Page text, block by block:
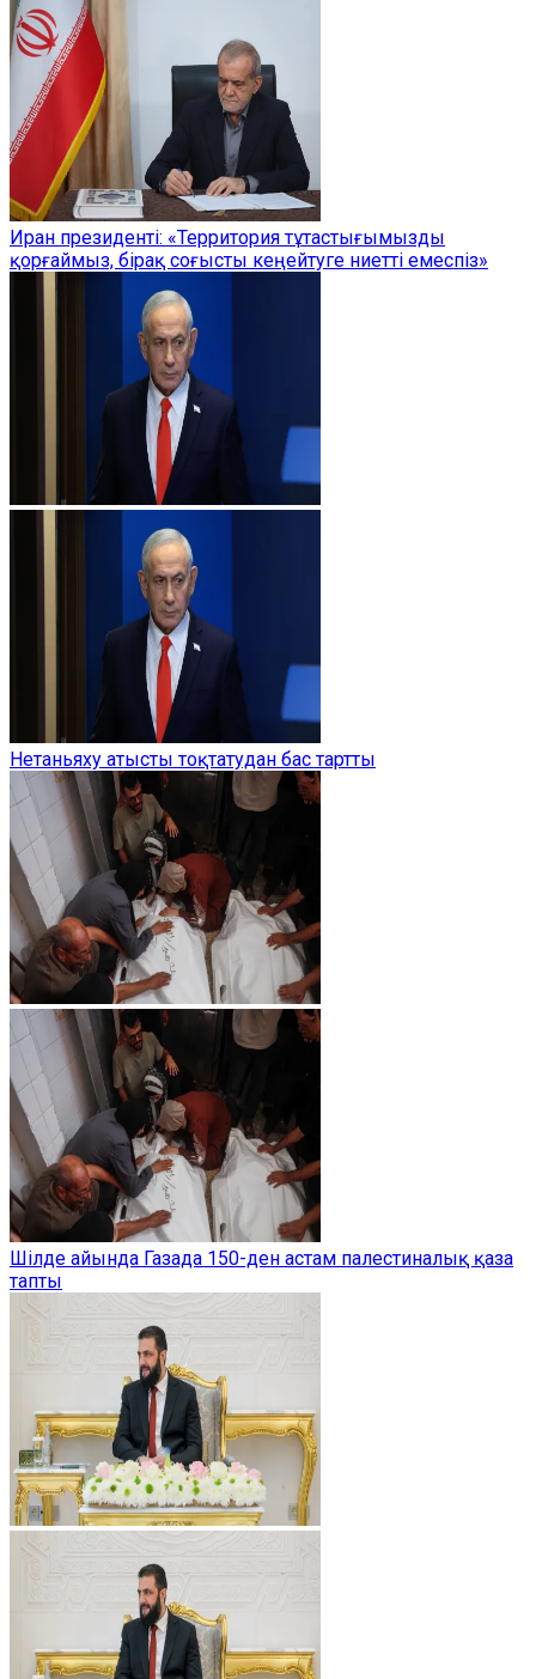
Иран президенті: «Территория тұтастығымызды
қорғаймыз, бірақ соғысты кеңейтуге ниетті емеспіз»
Нетаньяху атысты тоқтатудан бас тартты
Шілде айында Газада 150-ден астам палестиналық қаза
тапты